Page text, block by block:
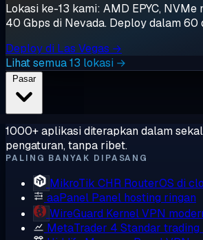
Lokasi ke-13 kami: AMD EPYC, NVMe
40 Gbps di Nevada. Deploy dalam 60
Deploy di Las Vegas →
Lihat semua 13 lokasi →
Pasar
1000+ aplikasi diterapkan dalam
pengaturan, tanpa ribet.
PALING BANYAK DIPASANG
MikroTik CHR RouterOS di
aaPanel Panel hosting ringan
WireGuard Kernel VPN
MetaTrader 4 Standar trading